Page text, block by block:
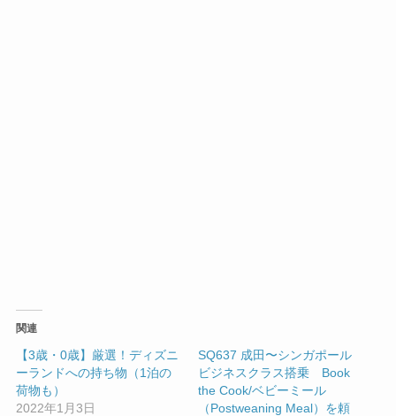
関連
【3歳・0歳】厳選！ディズニ
ーランドへの持ち物（1泊の
荷物も）
2022年1月3日
SQ637 成田〜シンガポール
ビジネスクラス搭乗 Book
the Cook/ベビーミール
（Postweaning Meal）を頼